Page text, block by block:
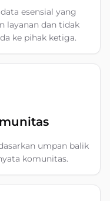
esensial yang
layanan dan tidak
ke pihak ketiga.
umpan balik
komunitas.